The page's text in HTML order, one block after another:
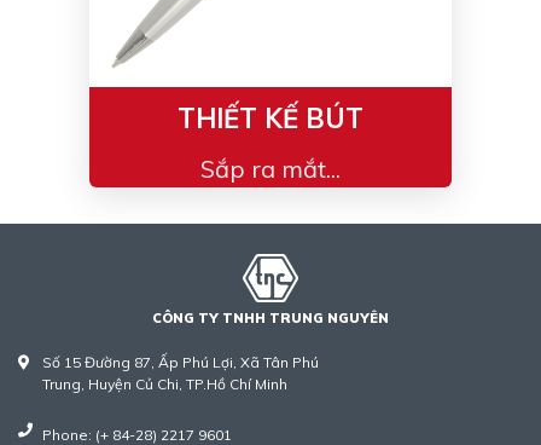
THIẾT KẾ BÚT
Sắp ra mắt...
CÔNG TY TNHH TRUNG NGUYÊN
Số 15 Đường 87, Ấp Phú Lợi, Xã Tân Phú
Trung, Huyện Củ Chi, TP.Hồ Chí Minh
Phone: (+ 84-28) 2217 9601